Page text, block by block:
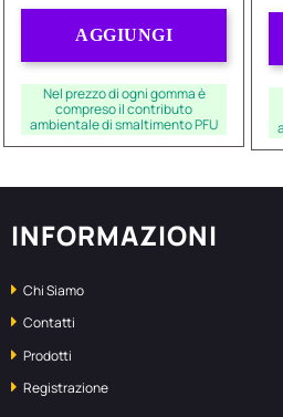
AGGIUNGI
Nel prezzo di ogni gomma è
compreso il contributo
ambientale di smaltimento PFU
INFORMAZIONI
Chi Siamo
Contatti
Prodotti
Registrazione